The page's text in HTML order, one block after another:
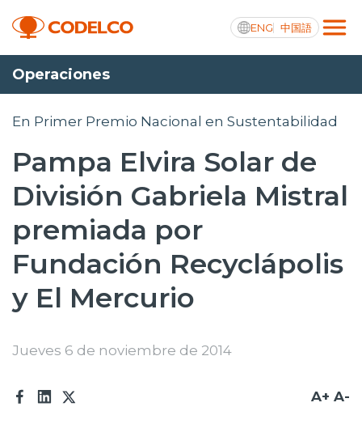
ENG 中国語
Transparencia activa
Nosotros
Inversionistas
Operaciones
En Primer Premio Nacional en Sustentabilidad
Pampa Elvira Solar de
División Gabriela Mistral
premiada por
Fundación Recyclápolis
y El Mercurio
Jueves 6 de noviembre de 2014
A+ A-